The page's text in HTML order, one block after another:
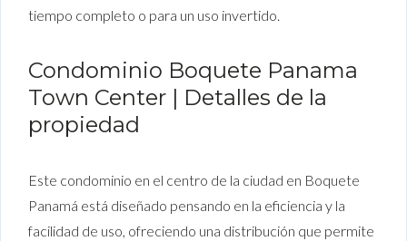
tiempo completo o para un uso invertido.
Condominio Boquete Panama
Town Center | Detalles de la
propiedad
Este condominio en el centro de la ciudad en Boquete
Panamá está diseñado pensando en la eficiencia y la
facilidad de uso, ofreciendo una distribución que permite